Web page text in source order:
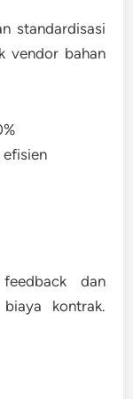
standardisasi
vendor bahan
efisien
dan
kontrak.